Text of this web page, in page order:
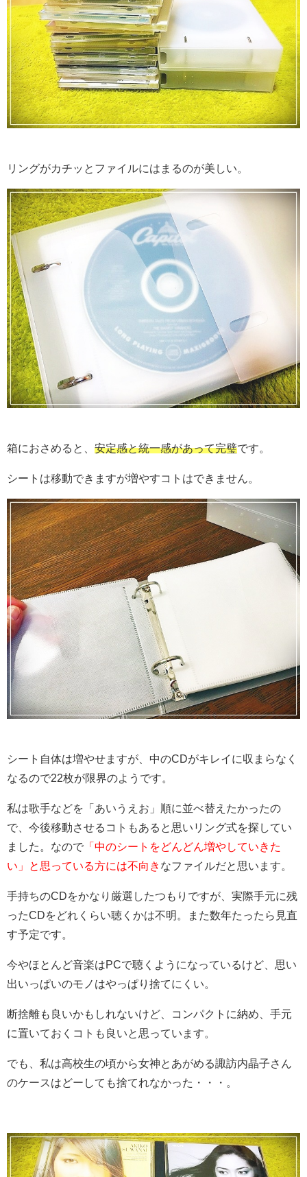
リングがカチッとファイルにはまるのが美しい。
箱におさめると、 安定感と統一感があって完璧です。
シートは移動できますが増やすコトはできません。
シート自体は増やせますが、中のCDがキレイに収まらなく
なるので22枚が限界のようです。
私は歌手などを「あいうえお」順に並べ替えたかったの
で、今後移動させるコトもあると思いリング式を探してい
ました。なので 「中のシートをどんどん増やしていきた
い」と思っている方には不向き なファイルだと思います。
手持ちのCDをかなり厳選したつもりですが、実際手元に残
ったCDをどれくらい聴くかは不明。また数年たったら見直
す予定です。
今やほとんど音楽はPCで聴くようになっているけど、思い
出いっぱいのモノはやっぱり捨てにくい。
断捨離も良いかもしれないけど、コンパクトに納め、手元
に置いておくコトも良いと思っています。
でも、私は高校生の頃から女神とあがめる諏訪内晶子さん
のケースはどーしても捨てれなかった・・・。